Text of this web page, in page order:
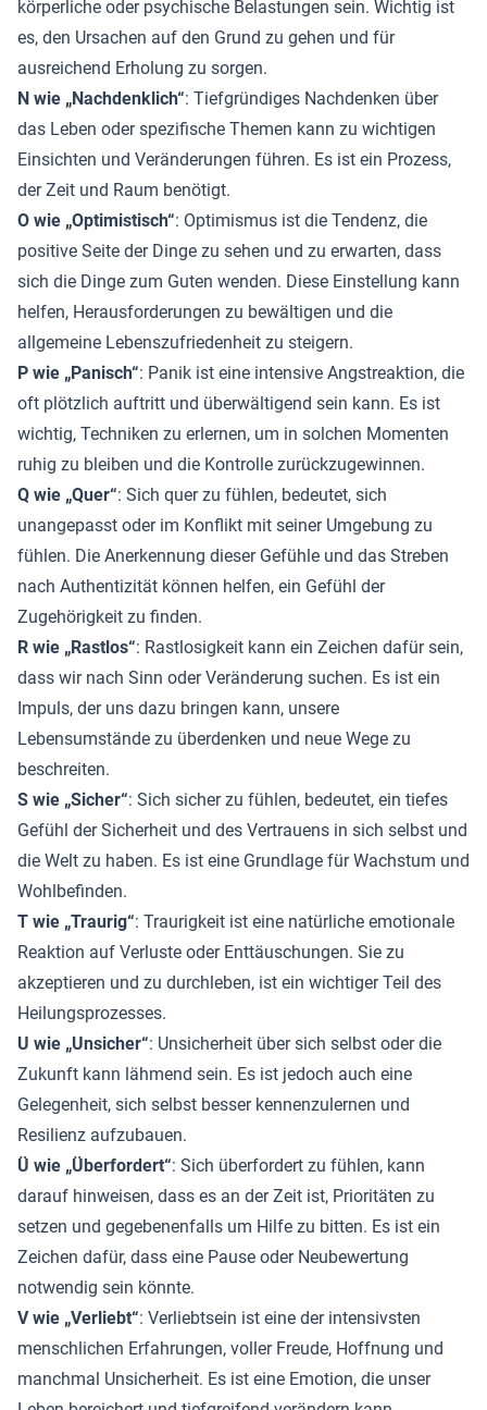
körperliche oder psychische Belastungen sein. Wichtig ist
es, den Ursachen auf den Grund zu gehen und für
ausreichend Erholung zu sorgen.
N wie „Nachdenklich“: Tiefgründiges Nachdenken über
das Leben oder spezifische Themen kann zu wichtigen
Einsichten und Veränderungen führen. Es ist ein Prozess,
der Zeit und Raum benötigt.
O wie „Optimistisch“: Optimismus ist die Tendenz, die
positive Seite der Dinge zu sehen und zu erwarten, dass
sich die Dinge zum Guten wenden. Diese Einstellung kann
helfen, Herausforderungen zu bewältigen und die
allgemeine Lebenszufriedenheit zu steigern.
P wie „Panisch“: Panik ist eine intensive Angstreaktion, die
oft plötzlich auftritt und überwältigend sein kann. Es ist
wichtig, Techniken zu erlernen, um in solchen Momenten
ruhig zu bleiben und die Kontrolle zurückzugewinnen.
Q wie „Quer“: Sich quer zu fühlen, bedeutet, sich
unangepasst oder im Konflikt mit seiner Umgebung zu
fühlen. Die Anerkennung dieser Gefühle und das Streben
nach Authentizität können helfen, ein Gefühl der
Zugehörigkeit zu finden.
R wie „Rastlos“: Rastlosigkeit kann ein Zeichen dafür sein,
dass wir nach Sinn oder Veränderung suchen. Es ist ein
Impuls, der uns dazu bringen kann, unsere
Lebensumstände zu überdenken und neue Wege zu
beschreiten.
S wie „Sicher“: Sich sicher zu fühlen, bedeutet, ein tiefes
Gefühl der Sicherheit und des Vertrauens in sich selbst und
die Welt zu haben. Es ist eine Grundlage für Wachstum und
Wohlbefinden.
T wie „Traurig“: Traurigkeit ist eine natürliche emotionale
Reaktion auf Verluste oder Enttäuschungen. Sie zu
akzeptieren und zu durchleben, ist ein wichtiger Teil des
Heilungsprozesses.
U wie „Unsicher“: Unsicherheit über sich selbst oder die
Zukunft kann lähmend sein. Es ist jedoch auch eine
Gelegenheit, sich selbst besser kennenzulernen und
Resilienz aufzubauen.
Ü wie „Überfordert“: Sich überfordert zu fühlen, kann
darauf hinweisen, dass es an der Zeit ist, Prioritäten zu
setzen und gegebenenfalls um Hilfe zu bitten. Es ist ein
Zeichen dafür, dass eine Pause oder Neubewertung
notwendig sein könnte.
V wie „Verliebt“: Verliebtsein ist eine der intensivsten
menschlichen Erfahrungen, voller Freude, Hoffnung und
manchmal Unsicherheit. Es ist eine Emotion, die unser